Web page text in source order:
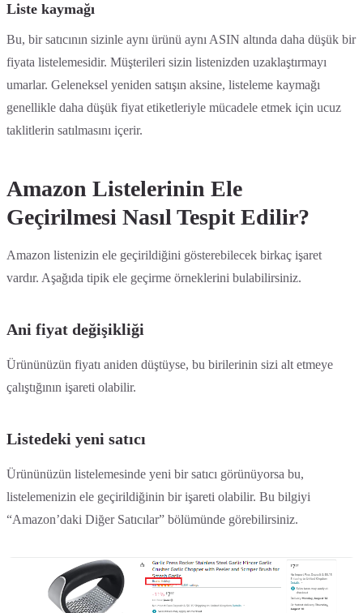
Liste kaymağı
Bu, bir satıcının sizinle aynı ürünü aynı ASIN altında daha düşük bir
fiyata listelemesidir. Müşterileri sizin listenizden uzaklaştırmayı
umarlar. Geleneksel yeniden satışın aksine, listeleme kaymağı
genellikle daha düşük fiyat etiketleriyle mücadele etmek için ucuz
taklitlerin satılmasını içerir.
Amazon Listelerinin Ele
Geçirilmesi Nasıl Tespit Edilir?
Amazon listenizin ele geçirildiğini gösterebilecek birkaç işaret
vardır. Aşağıda tipik ele geçirme örneklerini bulabilirsiniz.
Ani fiyat değişikliği
Ürününüzün fiyatı aniden düştüyse, bu birilerinin sizi alt etmeye
çalıştığının işareti olabilir.
Listedeki yeni satıcı
Ürününüzün listelemesinde yeni bir satıcı görünüyorsa bu,
listelemenizin ele geçirildiğinin bir işareti olabilir. Bu bilgiyi
“Amazon’daki Diğer Satıcılar” bölümünde görebilirsiniz.